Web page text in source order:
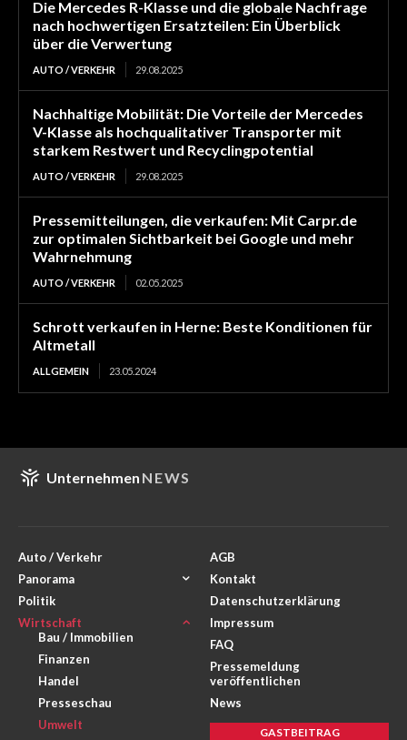
Die Mercedes R-Klasse und die globale Nachfrage
nach hochwertigen Ersatzteilen: Ein Überblick
über die Verwertung
AUTO / VERKEHR 29.08.2025
Nachhaltige Mobilität: Die Vorteile der Mercedes
V-Klasse als hochqualitativer Transporter mit
starkem Restwert und Recyclingpotential
AUTO / VERKEHR 29.08.2025
Pressemitteilungen, die verkaufen: Mit Carpr.de
zur optimalen Sichtbarkeit bei Google und mehr
Wahrnehmung
AUTO / VERKEHR 02.05.2025
Schrott verkaufen in Herne: Beste Konditionen für
Altmetall
ALLGEMEIN 23.05.2024
Unternehmen NEWS
Auto / Verkehr
Panorama
Politik
Wirtschaft
Bau / Immobilien
Finanzen
Handel
Presseschau
Umwelt
AGB
Kontakt
Datenschutzerklärung
Impressum
FAQ
Pressemeldung
veröffentlichen
News
GASTBEITRAG